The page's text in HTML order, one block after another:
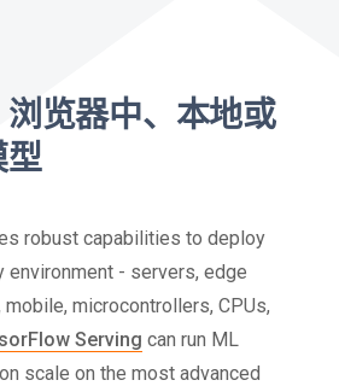
览器中、本地或
型
robust capabilities to deploy
environment - servers, edge
microcontrollers, CPUs,
Serving can run ML
scale on the most advanced